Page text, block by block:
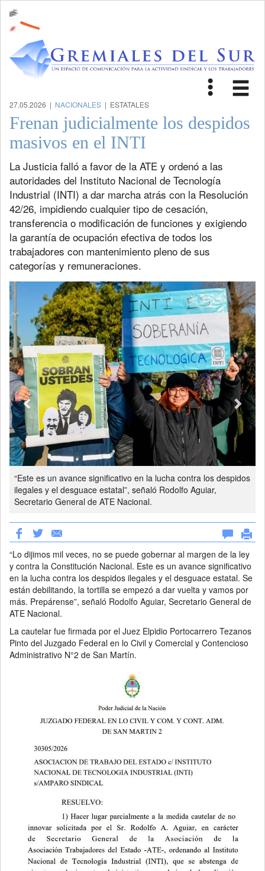
Toggle
27.05.2026 | NACIONALES | ESTATALES
Frenan judicialmente los despidos
masivos en el INTI
La Justicia falló a favor de la ATE y ordenó a las
autoridades del Instituto Nacional de Tecnología
Industrial (INTI) a dar marcha atrás con la Resolución
42/26, impidiendo cualquier tipo de cesación,
transferencia o modificación de funciones y exigiendo
la garantía de ocupación efectiva de todos los
trabajadores con mantenimiento pleno de sus
categorías y remuneraciones.
“Este es un avance significativo en la lucha contra los despidos
ilegales y el desguace estatal”, señaló Rodolfo Aguiar,
Secretario General de ATE Nacional.
Previous Next
“Lo dijimos mil veces, no se puede gobernar al margen de la ley
y contra la Constitución Nacional. Este es un avance significativo
en la lucha contra los despidos ilegales y el desguace estatal. Se
están debilitando, la tortilla se empezó a dar vuelta y vamos por
más. Prepárense”, señaló Rodolfo Aguiar, Secretario General de
ATE Nacional.
La cautelar fue firmada por el Juez Elpidio Portocarrero Tezanos
Pinto del Juzgado Federal en lo Civil y Comercial y Contencioso
Administrativo N°2 de San Martín.